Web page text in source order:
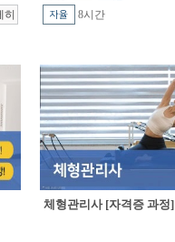
8시간
체형관리사 [자격증 과정]